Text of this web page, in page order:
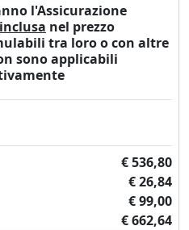
l'Assicurazione
inclusa nel prezzo
tra loro o con altre
sono applicabili
€ 536,80
€ 26,84
€ 99,00
€ 662,64